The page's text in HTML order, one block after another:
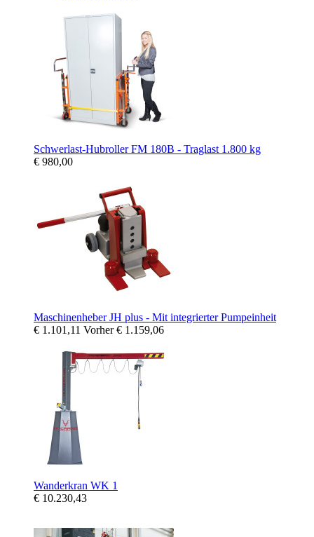
Schwerlast-Hubroller FM 180B - Traglast 1.800 kg
€ 980,00
Maschinenheber JH plus - Mit integrierter Pumpeinheit
€ 1.101,11 Vorher€ 1.159,06
Wanderkran WK 1
€ 10.230,43